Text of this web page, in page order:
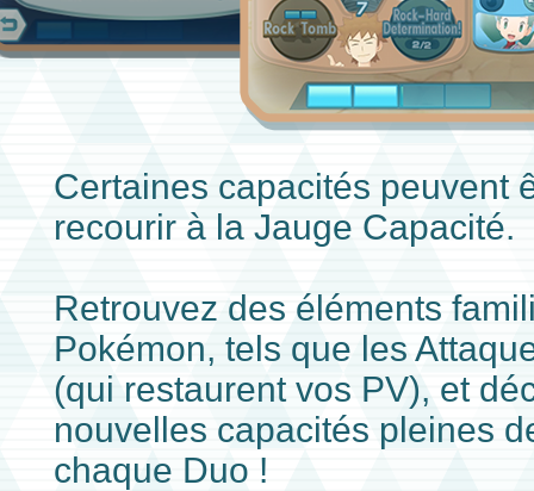
Certaines capacités peuvent
recourir à la Jauge Capacité.
Retrouvez des éléments
Pokémon, tels que les
(qui restaurent vos PV), et
nouvelles capacités pleines
chaque Duo !